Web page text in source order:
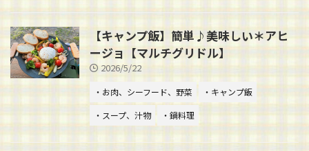
【キャンプ飯】簡単♪美味しい＊アヒ
ージョ【マルチグリドル】
2026/5/22
・お肉、シーフード、野菜
・キャンプ飯
・スープ、汁物
・鍋料理